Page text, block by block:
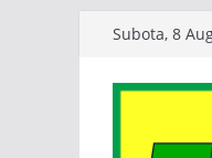
content
Subota, 8